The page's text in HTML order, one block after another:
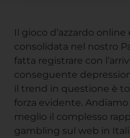
Il gioco d’azzardo
consolidata nel nostro
fatta registrare con
conseguente
il trend in questione è
forza evidente.
meglio il complesso
gambling sul web in